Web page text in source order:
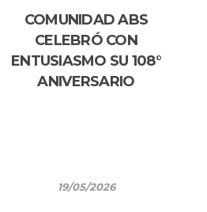
COMUNIDAD ABS
CELEBRÓ CON
ENTUSIASMO SU 108°
ANIVERSARIO
19/05/2026